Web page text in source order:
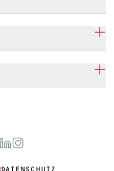
DATENSCHUTZ